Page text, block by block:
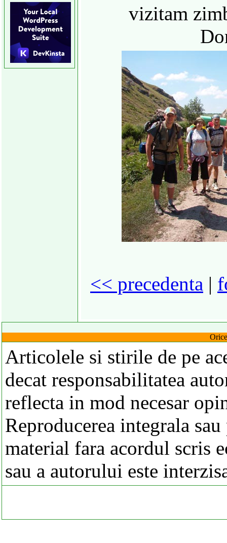
vizitam
<< precedenta |
Articolele si stirile de pe
decat responsabilitatea
reflecta in mod necesar
Reproducerea integrala
material fara acordul scris
sau a autorului este